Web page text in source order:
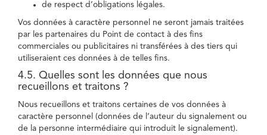
de respect d’obligations légales.
Vos données à caractère personnel ne seront jamais traitées
par les partenaires du Point de contact à des fins
commerciales ou publicitaires ni transférées à des tiers qui
utiliseraient ces données à de telles fins.
4.5. Quelles sont les données que nous
recueillons et traitons ?
Nous recueillons et traitons certaines de vos données à
caractère personnel (données de l’auteur du signalement ou
de la personne intermédiaire qui introduit le signalement).